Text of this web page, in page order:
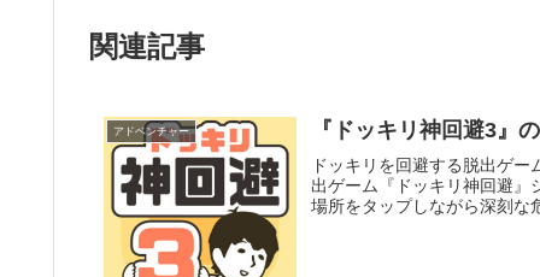
関連記事
アドベンチャー 『ドッキリ神回避3』
ドッキリを回避する脱出ゲ
出ゲーム『ドッキリ神回避』
場所をタップしながら深刻な